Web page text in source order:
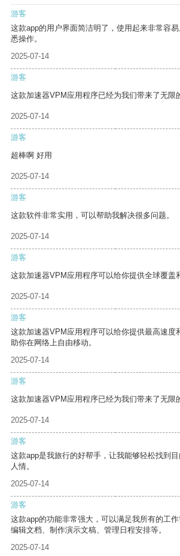
游客
这款app的用户界面简洁明了，使用起来非常容
悉操作。
2025-07-14
游客
这款加速器VPM应用程序已经为我们带来了无限
2025-07-14
游客
超棒啊 好用
2025-07-14
游客
这款软件非常实用，可以帮助我解决很多问题。
2025-07-14
游客
这款加速器VPM应用程序可以给你提供全球覆盖
2025-07-14
游客
这款加速器VPM应用程序可以给你提供最高速度
助你在网络上自由移动。
2025-07-14
游客
这款加速器VPM应用程序已经为我们带来了无限
2025-07-14
游客
这款app是我旅行的好帮手，让我能够轻松找到
人情。
2025-07-14
游客
这款app的功能非常强大，可以满足我所有的工
编辑文档、制作演示文稿、管理日程安排等。
2025-07-14